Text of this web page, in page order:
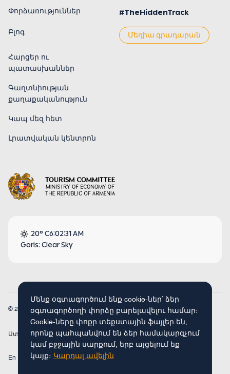
Մենք օգտագործում ենք cookie-ներ՝ ձեր
օգտագործողի փորձը բարելավելու համար։
Cookie-ները փոքր տեքստային ֆայլեր են,
որոնք պահպանվում են ձեր համակարգչում
կամ բջջային սարքում, երբ այցելում եք
կայք։ Կարդալ ավելին
Փորձառություններ #TheHiddenTrack
Բլոգ Մեդիա գրադարան
Հարցեր ու
պատասխաններ
Գաղտնիության
քաղաքականություն
Կապ մեզ հետ
Լրատվական կենտրոն
20° C6:02:31 AM
Goris: Clear Sky
© 2026 Armenia Travel. Բոլոր իրավունքները պաշտպանված են։
Ստեղծված է Concept Studio
En Fr Ru De Arm